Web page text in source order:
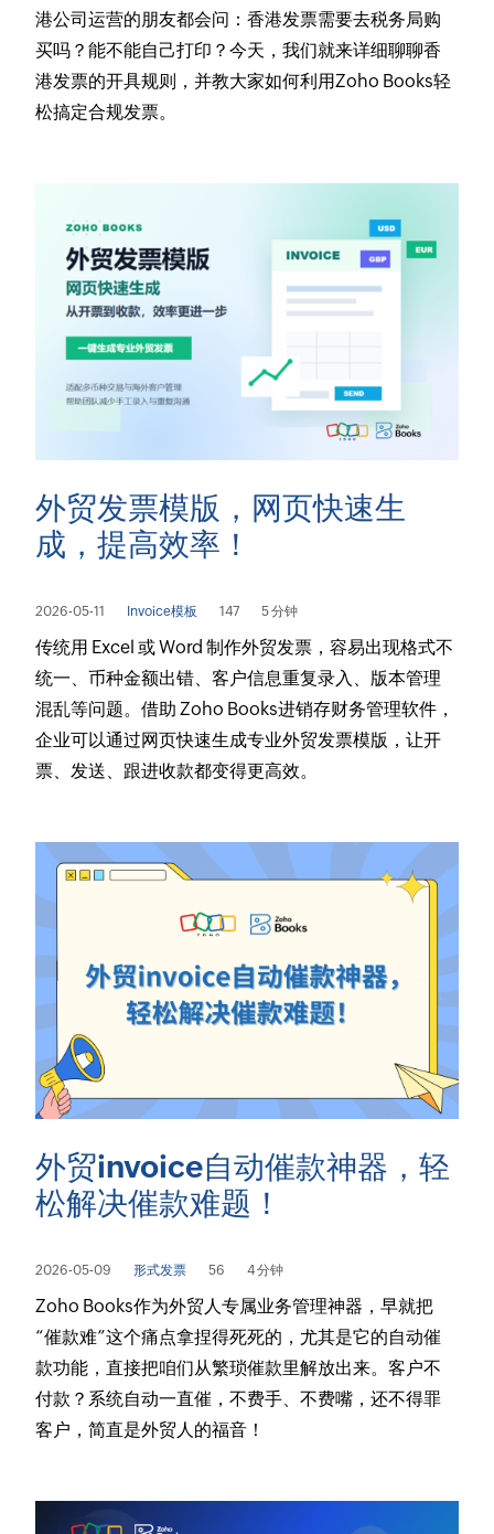
港公司运营的朋友都会问：香港发票需要去税务局购
买吗？能不能自己打印？今天，我们就来详细聊聊香
港发票的开具规则，并教大家如何利用Zoho Books轻
松搞定合规发票。
外贸发票模版，网页快速生
成，提高效率！
2026-05-11 Invoice模板 147 5 分钟
传统用 Excel 或 Word 制作外贸发票，容易出现格式不
统一、币种金额出错、客户信息重复录入、版本管理
混乱等问题。借助 Zoho Books进销存财务管理软件，
企业可以通过网页快速生成专业外贸发票模版，让开
票、发送、跟进收款都变得更高效。
外贸invoice自动催款神器，轻
松解决催款难题！
2026-05-09 形式发票 56 4 分钟
Zoho Books作为外贸人专属业务管理神器，早就把
“催款难”这个痛点拿捏得死死的，尤其是它的自动催
款功能，直接把咱们从繁琐催款里解放出来。客户不
付款？系统自动一直催，不费手、不费嘴，还不得罪
客户，简直是外贸人的福音！